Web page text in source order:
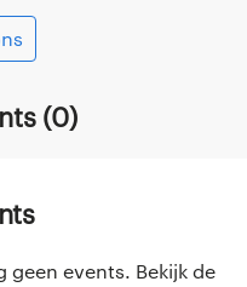
(0)
geen events. Bekijk de